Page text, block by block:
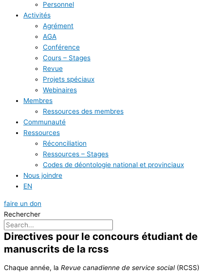
Personnel
Activités
Agrément
AGA
Conférence
Cours – Stages
Revue
Projets spéciaux
Webinaires
Membres
Ressources des membres
Communauté
Ressources
Réconciliation
Ressources – Stages
Codes de déontologie national et provinciaux
Nous joindre
EN
faire un don
Rechercher
Directives pour le concours étudiant de
manuscrits de la rcss
Chaque année, la Revue canadienne de service social(RCSS)